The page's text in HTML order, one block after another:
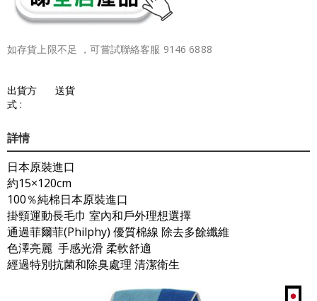
如存貨上限不足 ，可嘗試聯絡客服 9146 6888
出貨方
式 :
送貨
詳情
日本原裝進口
約15×120cm
100％純棉日本原裝進口
掛頸運動長毛巾 室內和戶外理想選擇
通過菲爾菲(Philphy) 優質棉線 除去多餘纖維
色澤亮麗 手感光滑 柔軟舒適
經過特別抗菌和除臭處理 清潔衛生